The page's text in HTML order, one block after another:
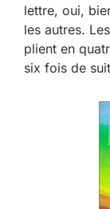
lettre, oui,
les autres.
plient en
six fois de